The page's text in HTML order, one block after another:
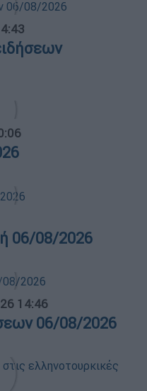
06/08/2026
14:46
06/08/2026